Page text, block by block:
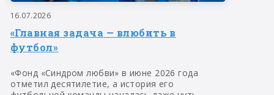
16.07.2026
«Главная задача — влюбить в
футбол»
«Фонд «Синдром любви» в июне 2026 года
отметил десятилетие, а история его